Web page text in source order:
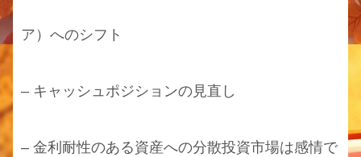
ア）へのシフト
– キャッシュポジションの見直し
– 金利耐性のある資産への分散投資市場は感情で